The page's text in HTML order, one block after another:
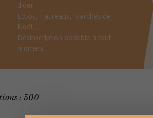
d'oeil
Lotos, Taureaux, Marchés de
Noël, ...
Désinscription possible à tout
moment
: 500